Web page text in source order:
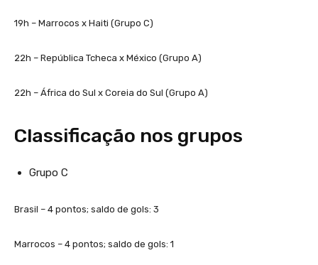
19h – Marrocos x Haiti (Grupo C)
22h – República Tcheca x México (Grupo A)
22h – África do Sul x Coreia do Sul (Grupo A)
Classificação nos grupos
Grupo C
Brasil – 4 pontos; saldo de gols: 3
Marrocos – 4 pontos; saldo de gols: 1